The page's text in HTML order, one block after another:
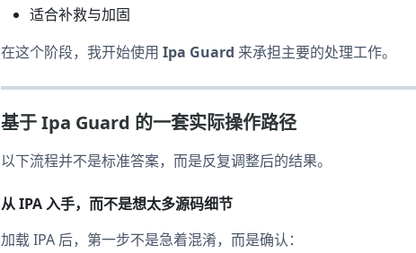
适合补救与加固
在这个阶段，我开始使用 Ipa Guard 来承担主要的处理工作。
基于 Ipa Guard 的一套实际操作路径
以下流程并不是标准答案，而是反复调整后的结果。
从 IPA 入手，而不是想太多源码细节
加载 IPA 后，第一步不是急着混淆，而是确认：